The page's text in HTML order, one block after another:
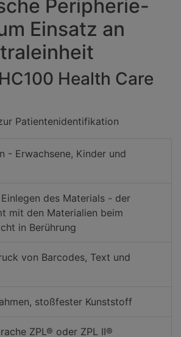
Peripherie-
Einsatz an
Health Care
Patientenidentifikation
- Erwachsene, Kinder und
des Materials - der
mit den Materialien beim
in Berührung
von Barcodes, Text und
stoßfester Kunststoff
ZPL® oder ZPL II®